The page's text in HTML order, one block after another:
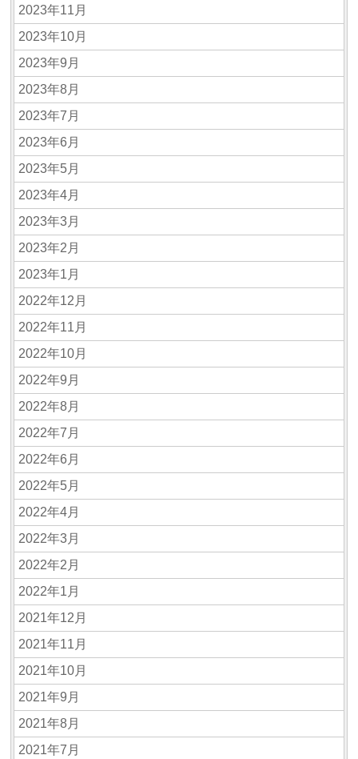
2023年11月
2023年10月
2023年9月
2023年8月
2023年7月
2023年6月
2023年5月
2023年4月
2023年3月
2023年2月
2023年1月
2022年12月
2022年11月
2022年10月
2022年9月
2022年8月
2022年7月
2022年6月
2022年5月
2022年4月
2022年3月
2022年2月
2022年1月
2021年12月
2021年11月
2021年10月
2021年9月
2021年8月
2021年7月